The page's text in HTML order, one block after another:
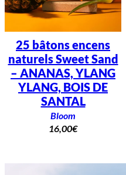
25 bâtons encens
naturels Sweet Sand
– ANANAS, YLANG
YLANG, BOIS DE
SANTAL
Bloom
16,00€